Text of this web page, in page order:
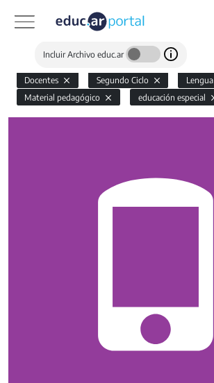
Incluir Archivo educ.ar
Docentes Segundo Ciclo
Lengua
Material pedagógico
educación especial